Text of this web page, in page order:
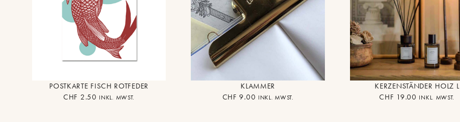
POSTKARTE FISCH ROTFEDER
CHF 2.50 INKL. MWST.
KLAMMER
CHF 9.00 INKL. MWST.
KERZENSTÄNDER HOLZ L
CHF 19.00 INKL. MWST.